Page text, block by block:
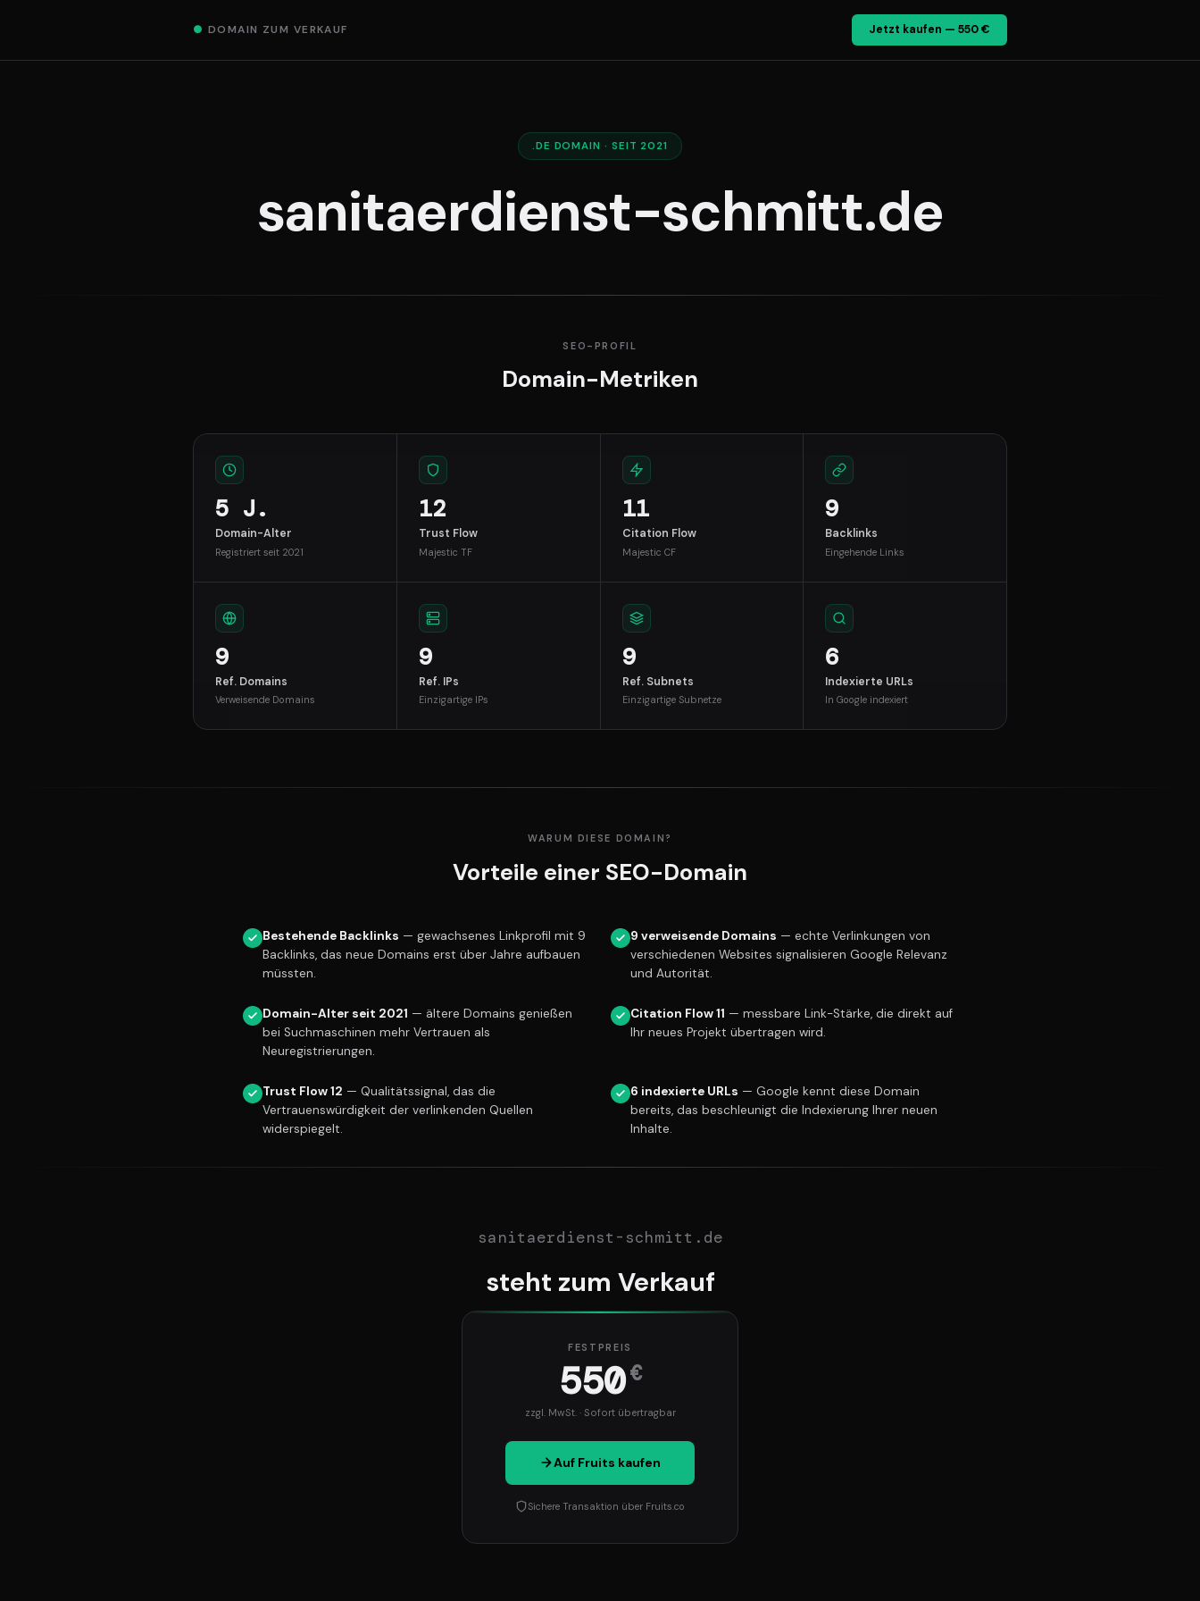
● DOMAIN ZUM VERKAUF Jetzt kaufen — 550 €
.DE DOMAIN · SEIT 2021
sanitaerdienst-schmitt.de
SEO-PROFIL
Domain-Metriken
5 J.
Domain-Alter
Registriert seit 2021
12
Trust Flow
Majestic TF
11
Citation Flow
Majestic CF
9
Backlinks
Eingehende Links
9
Ref. Domains
Verweisende Domains
9
Ref. IPs
Einzigartige IPs
9
Ref. Subnets
Einzigartige Subnetze
6
Indexierte URLs
In Google indexiert
WARUM DIESE DOMAIN?
Vorteile einer SEO-Domain
Bestehende Backlinks — gewachsenes Linkprofil mit 9
Backlinks, das neue Domains erst über Jahre aufbauen
müssten.
9 verweisende Domains — echte Verlinkungen von
verschiedenen Websites signalisieren Google Relevanz
und Autorität.
Domain-Alter seit 2021 — ältere Domains genießen
bei Suchmaschinen mehr Vertrauen als
Neuregistrierungen.
Citation Flow 11 — messbare Link-Stärke, die direkt auf
Ihr neues Projekt übertragen wird.
Trust Flow 12 — Qualitätssignal, das die
Vertrauenswürdigkeit der verlinkenden Quellen
widerspiegelt.
6 indexierte URLs — Google kennt diese Domain
bereits, das beschleunigt die Indexierung Ihrer neuen
Inhalte.
sanitaerdienst-schmitt.de
steht zum Verkauf
FESTPREIS
550€
zzgl. MwSt. · Sofort übertragbar
Auf Fruits kaufen
Sichere Transaktion über Fruits.co